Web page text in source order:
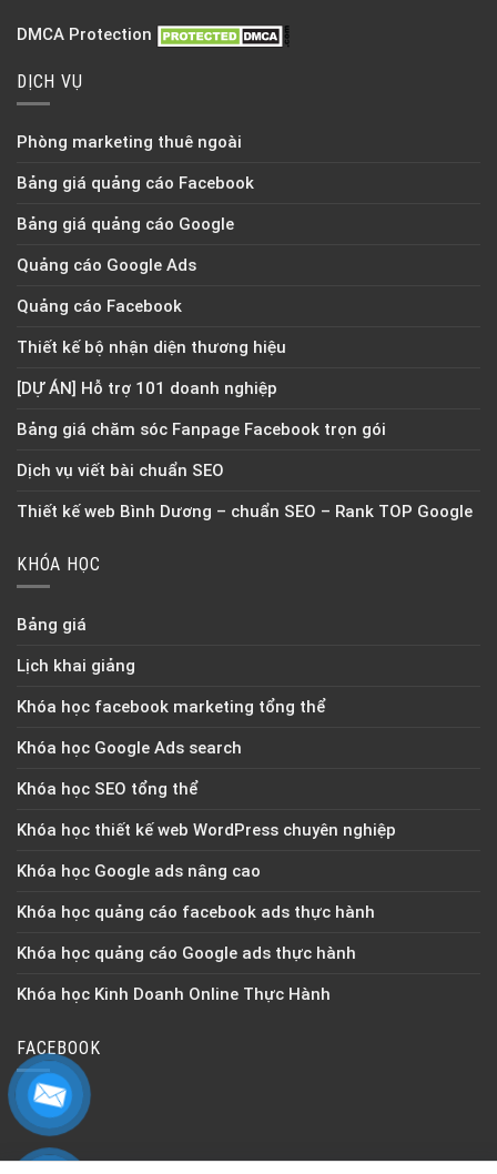
DMCA Protection
DỊCH VỤ
Phòng marketing thuê ngoài
Bảng giá quảng cáo Facebook
Bảng giá quảng cáo Google
Quảng cáo Google Ads
Quảng cáo Facebook
Thiết kế bộ nhận diện thương hiệu
[DỰ ÁN] Hỗ trợ 101 doanh nghiệp
Bảng giá chăm sóc Fanpage Facebook trọn gói
Dịch vụ viết bài chuẩn SEO
Thiết kế web Bình Dương – chuẩn SEO – Rank TOP Google
KHÓA HỌC
Bảng giá
Lịch khai giảng
Khóa học facebook marketing tổng thể
Khóa học Google Ads search
Khóa học SEO tổng thể
Khóa học thiết kế web WordPress chuyên nghiệp
Khóa học Google ads nâng cao
Khóa học quảng cáo facebook ads thực hành
Khóa học quảng cáo Google ads thực hành
Khóa học Kinh Doanh Online Thực Hành
FACEBOOK